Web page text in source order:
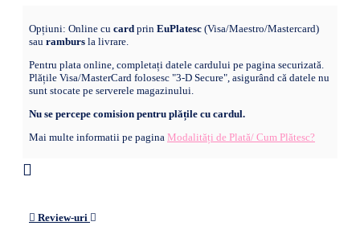
Opțiuni: Online cu card prin EuPlatesc (Visa/Maestro/Mastercard)
sau ramburs la livrare.
Pentru plata online, completați datele cardului pe pagina securizată.
Plățile Visa/MasterCard folosesc "3-D Secure", asigurând că datele nu
sunt stocate pe serverele magazinului.
Nu se percepe comision pentru plățile cu cardul.
Mai multe informatii pe pagina Modalități de Plată/ Cum Plătesc?
Review-uri